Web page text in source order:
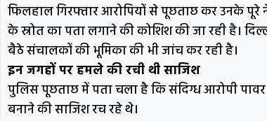
फिलहाल गिरफ्तार आरोपियों से पूछताछ कर उनके पूरे
के स्रोत का पता लगाने की कोशिश की जा रही है।
बैठे संचालकों की भूमिका की भी जांच कर रही है।
इन जगहों पर हमले की रची थी साजिश
पुलिस पूछताछ में पता चला है कि संदिग्ध आरोपी पावर
बनाने की साजिश रच रहे थे।